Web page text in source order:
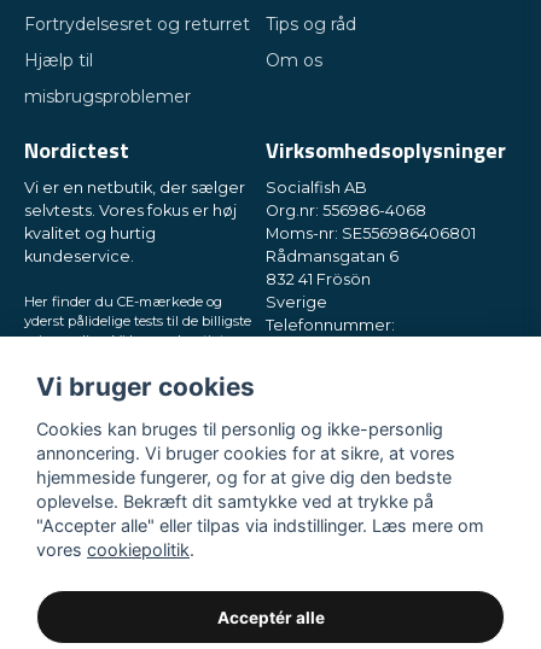
Fortrydelsesret og returret
Hjælp til
misbrugsproblemer
Tips og råd
Om os
Nordictest
Vi er en netbutik, der sælger
selvtests. Vores fokus er høj
kvalitet og hurtig
kundeservice.
Her finder du CE-mærkede og
yderst pålidelige tests til de billigste
priser online. Vi leverer hurtigt
diskrete pakker. Prøv os!
Virksomhedsoplysninger
Socialfish AB
Org.nr: 556986-4068
Moms-nr: SE556986406801
Rådmansgatan 6
832 41 Frösön
Sverige
Telefonnummer:
Man-fre kl. 10-17
Vi bruger cookies
Cookies kan bruges til personlig og ikke-personlig
annoncering. Vi bruger cookies for at sikre, at vores
hjemmeside fungerer, og for at give dig den bedste
oplevelse. Bekræft dit samtykke ved at trykke på
"Accepter alle" eller tilpas via indstillinger. Læs mere om
vores cookiepolitik.
Acceptér alle